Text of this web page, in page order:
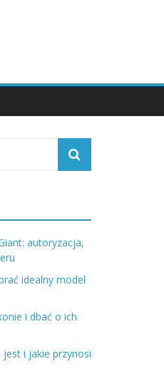
autoryzacja,
idealny model
i dbać o ich
i jakie przynosi